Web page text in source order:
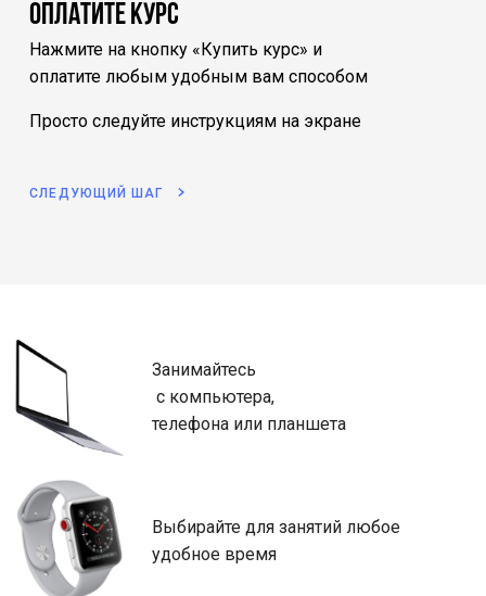
Оплатите курс
Нажмите на кнопку «Купить курс» и
оплатите любым удобным вам способом
Просто следуйте инструкциям на экране
СЛЕДУЮЩИЙ ШАГ
Занимайтесь
телефона или планшета
Выбирайте для занятий любое
удобное время